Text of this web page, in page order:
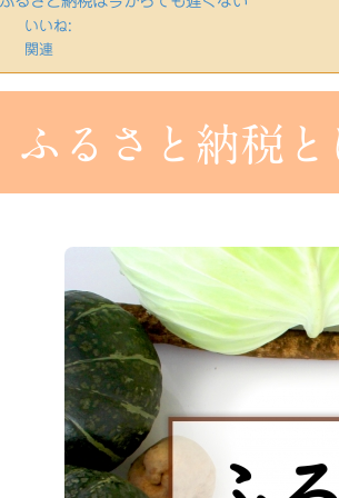
いいね:
関連
ふるさと納税と